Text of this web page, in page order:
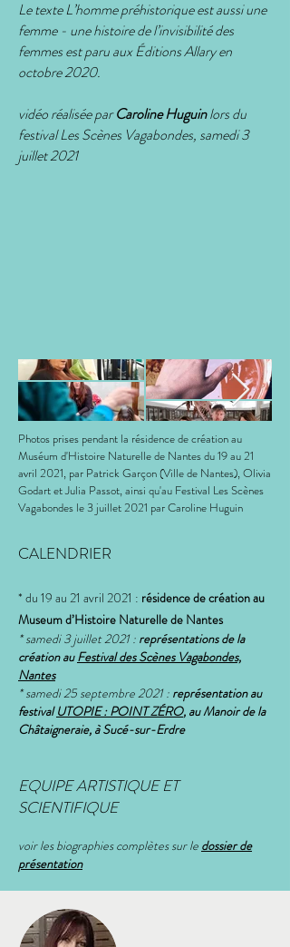
Le texte L’homme préhistorique est aussi une
femme - une histoire de l’invisibilité des
femmes est paru aux Éditions Allary en
octobre 2020.
vidéo réalisée parCaroline Huguinlors du
festival Les Scènes Vagabondes, samedi 3
juillet 2021
Photos prises pendant la résidence de création au
Muséum d'Histoire Naturelle de Nantes du 19 au 21
avril 2021, par Patrick Garçon (Ville de Nantes), Olivia
Godart et Julia Passot, ainsi qu'au Festival Les Scènes
Vagabondes le 3 juillet 2021 par Caroline Huguin
CALENDRIER
* du 19 au 21 avril 2021 : résidence de création au
Museum d’Histoire Naturelle de Nantes
* samedi 3 juillet 2021 : représentations de la
création auFestival des Scènes Vagabondes,
Nantes
* samedi 25 septembre 2021 : représentation au
festivalUTOPIE : POINT ZÉRO, au Manoir de la
Châtaigneraie, à Sucé-sur-Erdre
EQUIPE ARTISTIQUE ET
SCIENTIFIQUE
voir les biographies complètes sur le dossier de
présentation